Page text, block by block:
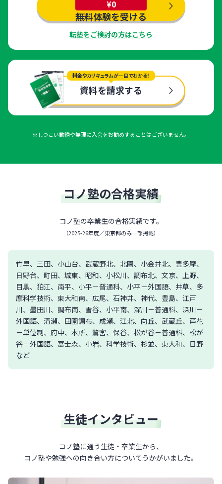
¥0
無料体験を受ける
転塾をご検討の方はこちら
料金やカリキュラムが一目でわかる！
資料を請求する
※しつこい勧誘や無理に入会をお勧めすることはございません。
コノ塾の合格実績
コノ塾の卒業生の合格実績です。
（2025-26年度／東京都のみ一部掲載）
竹早、三田、小山台、武蔵野北、北園、小金井北、豊多摩、
日野台、町田、城東、昭和、小松川、調布北、文京、上野、
目黒、狛江、南平、小平ー普通科、小平－外国語、井草、多
摩科学技術、東大和南、広尾、石神井、神代、豊島、江戸
川、墨田川、調布南、雪谷、小平南、深川－普通科、深川－
外国語、清瀬、田園調布、成瀬、江北、向丘、武蔵丘、芦花
－単位制、府中、本所、鷺宮、保谷、松が谷－普通科、松が
谷－外国語、富士森、小岩、科学技術、杉並、東大和、日野
など
生徒インタビュー
コノ塾に通う生徒・卒業生から、
コノ塾や勉強への向き合い方について うかがいました。